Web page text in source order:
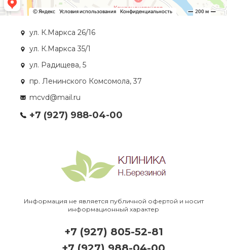
ул. К.Маркса 26/16
ул. К.Маркса 35/1
ул. Радищева, 5
пр. Ленинского Комсомола, 37
mcvd@mail.ru
+7 (927) 988-04-00
Информация не является публичной офертой и носит
информационный характер
+7 (927) 805-52-81